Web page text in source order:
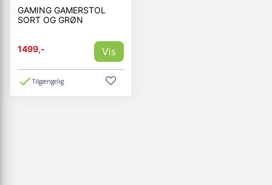
GAMING GAMERSTOL
SORT OG GRØN
1499,- Vis
Tilgængelig